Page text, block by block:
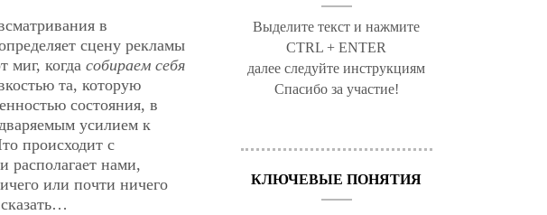
в
сцену рекламы
миг, когда собираем себя
та, которую
состояния, в
усилием к
происходит с
располагает нами,
или почти ничего
Выделите текст и нажмите
CTRL + ENTER
далее следуйте инструкциям
Спасибо за участие!
КЛЮЧЕВЫЕ ПОНЯТИЯ